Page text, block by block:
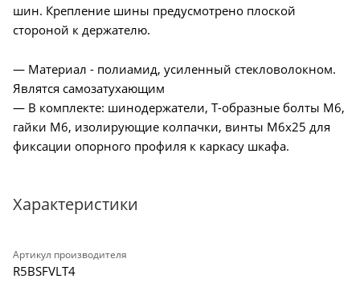
шин. Крепление шины предусмотрено плоской
стороной к держателю.
— Материал - полиамид, усиленный стекловолокном.
Являтся самозатухающим
— В комплекте: шинодержатели, Т-образные болты М6,
гайки М6, изолирующие колпачки, винты М6х25 для
фиксации опорного профиля к каркасу шкафа.
Характеристики
Артикул производителя
R5BSFVLT4